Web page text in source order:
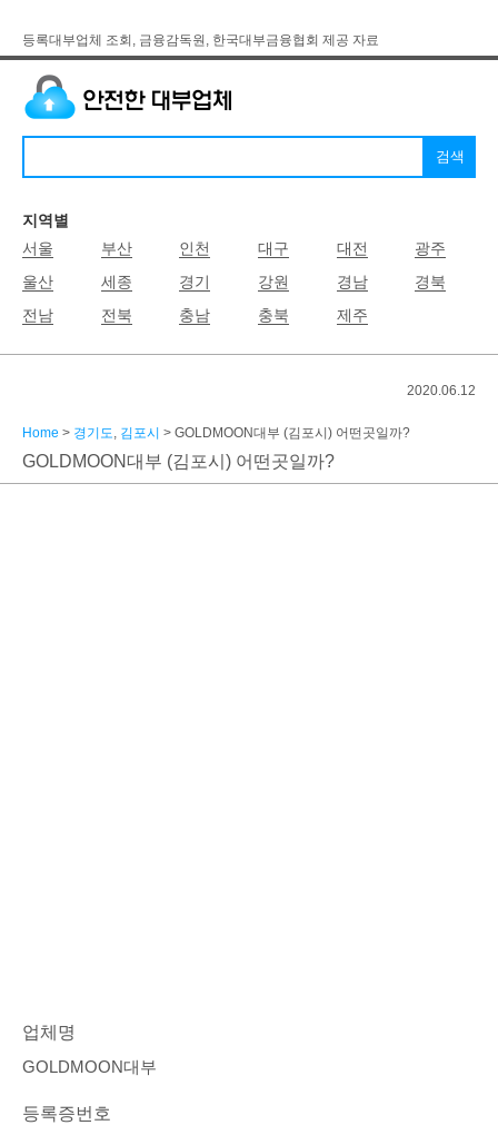
등록대부업체 조회, 금융감독원, 한국대부금융협회 제공 자료
지역별
서울
부산 인천 대구 대전
광주
울산
세종 경기 강원 경남
경북
전남
전북 충남 충북 제주
2020.06.12
Home > 경기도, 김포시 > GOLDMOON대부 (김포시) 어떤곳일까?
GOLDMOON대부 (김포시) 어떤곳일까?
업체명
GOLDMOON대부
등록증번호